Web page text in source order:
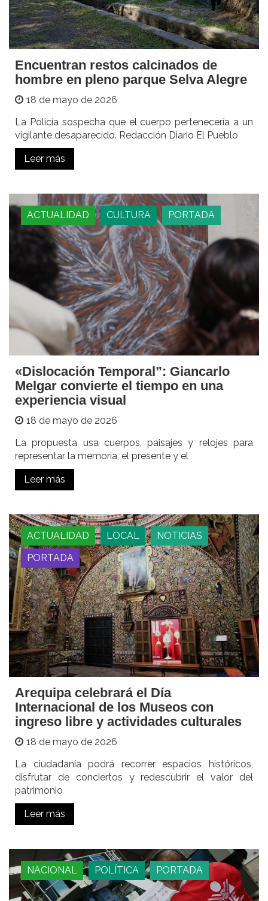
Encuentran restos calcinados de
hombre en pleno parque Selva Alegre
18 de mayo de 2026
La Policía sospecha que el cuerpo pertenecería a un
vigilante desaparecido. Redacción Diario El Pueblo
Leer más
ACTUALIDAD CULTURA PORTADA
«Dislocación Temporal”: Giancarlo
Melgar convierte el tiempo en una
experiencia visual
18 de mayo de 2026
La propuesta usa cuerpos, paisajes y relojes para
representar la memoria, el presente y el
Leer más
ACTUALIDAD LOCAL
NOTICIAS
PORTADA
Arequipa celebrará el Día
Internacional de los Museos con
ingreso libre y actividades culturales
18 de mayo de 2026
La ciudadanía podrá recorrer espacios históricos,
disfrutar de conciertos y redescubrir el valor del
patrimonio
Leer más
NACIONAL POLÍTICA PORTADA